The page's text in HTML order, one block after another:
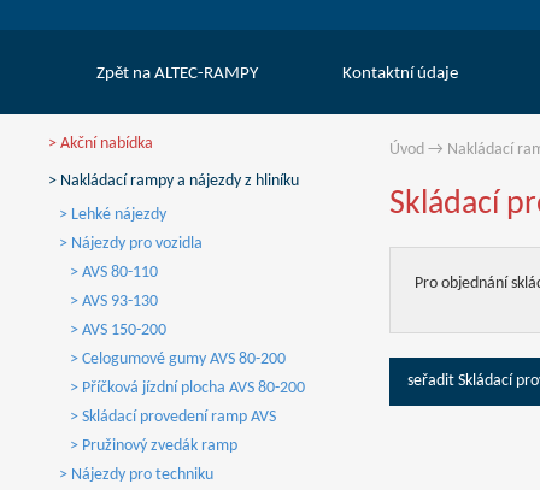
Zpět na ALTEC-RAMPY Kontaktní údaje
> Akční nabídka
> Nakládací rampy a nájezdy z hliníku
> Lehké nájezdy
> Nájezdy pro vozidla
> AVS 80-110
> AVS 93-130
> AVS 150-200
> Celogumové gumy AVS 80-200
> Příčková jízdní plocha AVS 80-200
> Skládací provedení ramp AVS
> Pružinový zvedák ramp
> Nájezdy pro techniku
Úvod→ Nakládací
Skládací
Pro objednání
seřadit Skládací